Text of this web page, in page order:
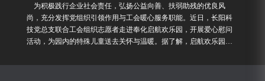
为积极践行企业社会责任，弘扬公益向善、扶弱助残的优良风
尚，充分发挥党组织引领作用与工会暖心服务职能。近日，长阳科
技党总支联合工会组织志愿者走进奉化启航欢乐园，开展爱心慰问
活动，为园内的特殊儿童送去关怀与温暖。据了解，启航欢乐园主